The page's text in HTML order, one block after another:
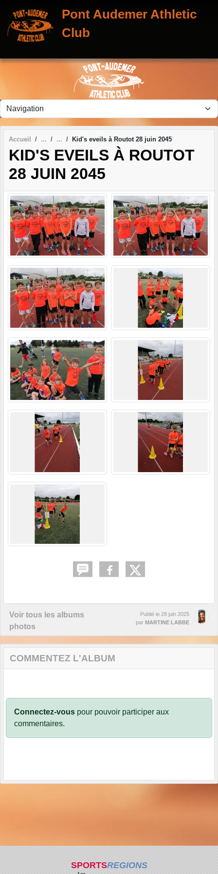
Pont Audemer Athletic
Club
Accueil Kid's eveils à Routot 28 juin 2045
KID'S EVEILS À ROUTOT
28 JUIN 2045
Voir tous les albums
photos
Publié le 28 juin 2025
par MARTINE LABBE
COMMENTEZ L'ALBUM
Connectez-vous pour pouvoir participer aux
commentaires.
SPORTSREGIONS